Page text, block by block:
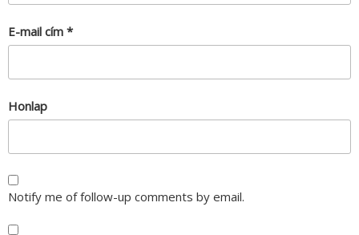
E-mail cím *
Honlap
Notify me of follow-up comments by email.